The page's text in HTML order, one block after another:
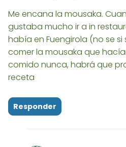
Me encana la mousaka.
gustaba mucho ir a in
había en Fuengirola (no se
comer la mousaka que
comido nunca, habrá que
receta
Responder